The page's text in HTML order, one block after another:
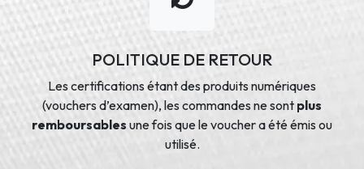
POLITIQUE DE RETOUR
Les certifications étant des produits numériques
(vouchers d’examen), les commandes ne sont plus
remboursables une fois que le voucher a été émis ou
utilisé.